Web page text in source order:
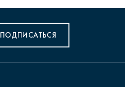
ПОДПИСАТЬСЯ